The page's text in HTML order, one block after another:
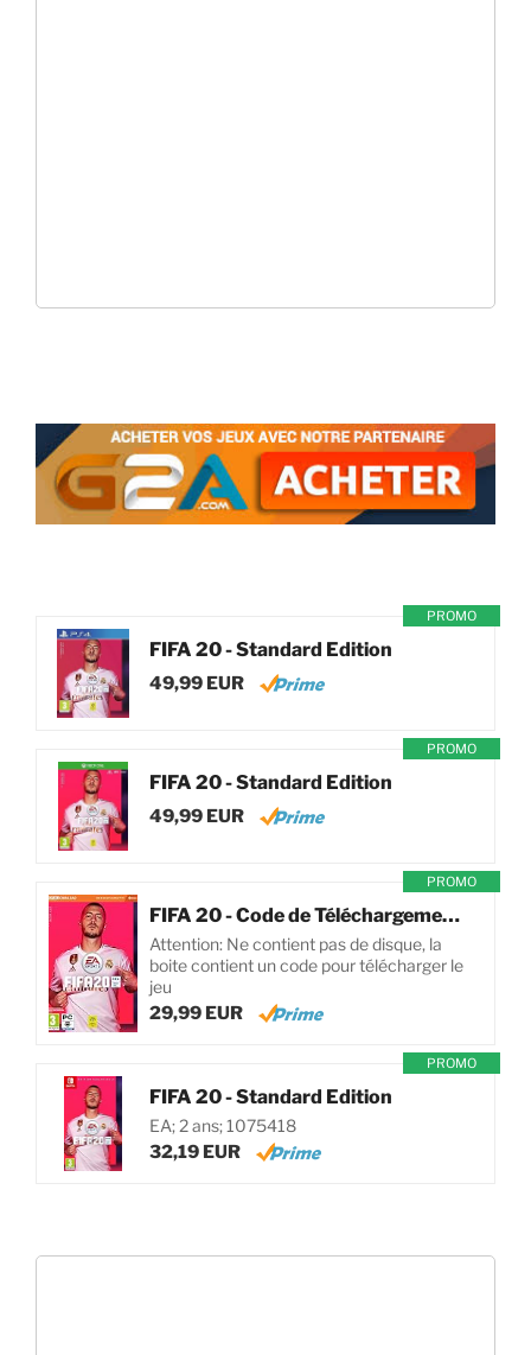
PROMO
FIFA 20 - Standard Edition
49,99 EUR
PROMO
FIFA 20 - Standard Edition
49,99 EUR
PROMO
FIFA 20 - Code de Téléchargement pour PC
Attention: Ne contient pas de disque, la
boite contient un code pour télécharger le
jeu
29,99 EUR
PROMO
FIFA 20 - Standard Edition
EA; 2 ans; 1075418
32,19 EUR